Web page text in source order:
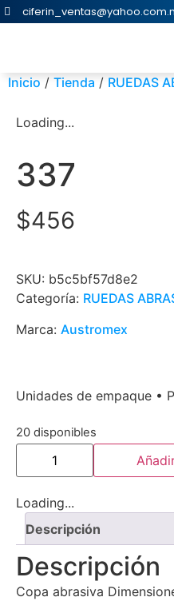
Inicio / Tienda / RUEDAS
Loading...
337
$456
SKU: b5c5bf57d8e2
Categoría: RUEDAS
Marca: Austromex
Unidades de empaque •
20 disponibles
Loading...
Descripción
Descripción
Copa abrasiva